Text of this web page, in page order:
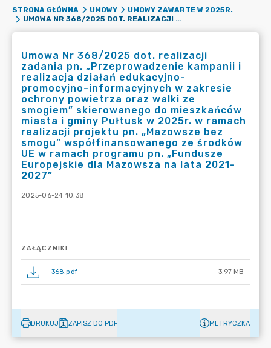
STRONA GŁÓWNA UMOWY
UMOWY ZAWARTE W 2025R.
UMOWA NR 368/2025 DOT. REALIZACJI ZADANIA PN. „PRZEPROWADZENIE KAMPANII I REALIZACJA DZIAŁAŃ EDUKACYJNO-PROMOCYJNO-INFORMACYJNYCH W ZAKRESIE OCHRONY POWIETRZA ORAZ WALKI ZE SMOGIEM” SKIEROWANEGO DO MIESZKAŃCÓW MIASTA I GMINY PUŁTUSK W 2025R. W RAMACH REALIZACJI PROJEKTU PN. „MAZOWSZE BEZ SMOGU” WSPÓŁFINANSOWANEGO ZE ŚRODKÓW UE W RAMACH PROGRAMU PN. „FUNDUSZE EUROPEJSKIE DLA MAZOWSZA NA LATA 2021-2027”
Umowa Nr 368/2025 dot. realizacji
zadania pn. „Przeprowadzenie kampanii i
realizacja działań edukacyjno-
promocyjno-informacyjnych w zakresie
ochrony powietrza oraz walki ze
smogiem” skierowanego do mieszkańców
miasta i gminy Pułtusk w 2025r. w ramach
realizacji projektu pn. „Mazowsze bez
smogu” współfinansowanego ze środków
UE w ramach programu pn. „Fundusze
Europejskie dla Mazowsza na lata 2021-
2027”
2025-06-24 10:38
ZAŁĄCZNIKI
368.pdf 3.97 MB
DRUKUJ ZAPISZ DO PDF METRYCZKA